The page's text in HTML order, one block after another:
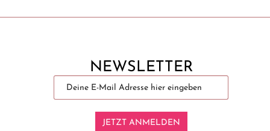
NEWSLETTER
JETZT ANMELDEN